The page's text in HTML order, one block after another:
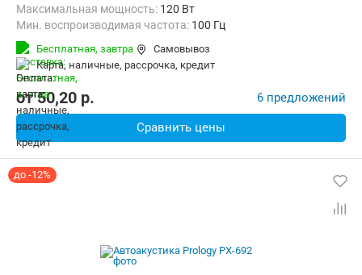
Максимальная мощность: 120 Вт
Мин. воспроизводимая частота: 100 Гц
Макс. воспроизводимая частота:
Бесплатная, завтра
Самовывоз
карта, наличные, рассрочка, кредит
от50,20 p. 6 предложений
Сравнить цены
до -12%